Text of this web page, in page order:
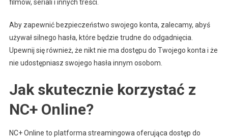
filmów, seriali i innych treści.
Aby zapewnić bezpieczeństwo swojego konta, zalecamy, abyś
używał silnego hasła, które będzie trudne do odgadnięcia.
Upewnij się również, że nikt nie ma dostępu do Twojego konta i że
nie udostępniasz swojego hasła innym osobom.
Jak skutecznie korzystać z
NC+ Online?
NC+ Online to platforma streamingowa oferująca dostęp do